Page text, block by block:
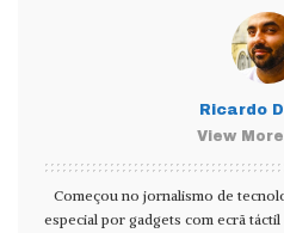
Ricardo
View
Começou no jornalismo de
especial por gadgets com ecrã